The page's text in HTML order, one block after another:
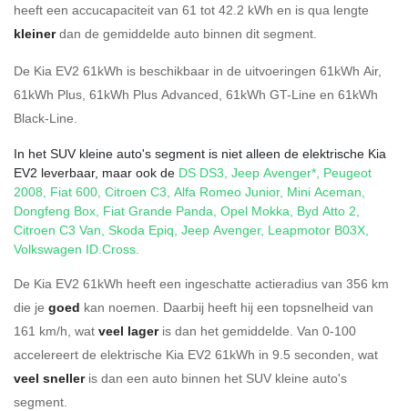
heeft een accucapaciteit van 61 tot 42.2 kWh en is qua lengte
kleinerdan de gemiddelde auto binnen dit segment.
De Kia EV2 61kWh is beschikbaar in de uitvoeringen 61kWh Air,
61kWh Plus, 61kWh Plus Advanced, 61kWh GT-Line en 61kWh
Black-Line.
In het SUV kleine auto's segment is niet alleen de elektrische Kia
EV2 leverbaar, maar ook de DS DS3, Jeep Avenger*, Peugeot
2008, Fiat 600, Citroen C3, Alfa Romeo Junior, Mini Aceman,
Dongfeng Box, Fiat Grande Panda, Opel Mokka, Byd Atto 2,
Citroen C3 Van, Skoda Epiq, Jeep Avenger, Leapmotor B03X,
Volkswagen ID.Cross.
De Kia EV2 61kWh heeft een ingeschatte actieradius van 356 km
die je goed kan noemen. Daarbij heeft hij een topsnelheid van
161 km/h, wat veel lageris dan het gemiddelde. Van 0-100
accelereert de elektrische Kia EV2 61kWh in 9.5 seconden, wat
veel snelleris dan een auto binnen het SUV kleine auto's
segment.